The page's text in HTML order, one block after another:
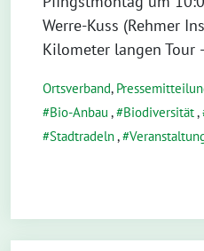
Werre-Kuss (Rehmer
Kilometer langen Tour
Ortsverband,
Bio-Anbau , Biodiversität,
Stadtradeln,